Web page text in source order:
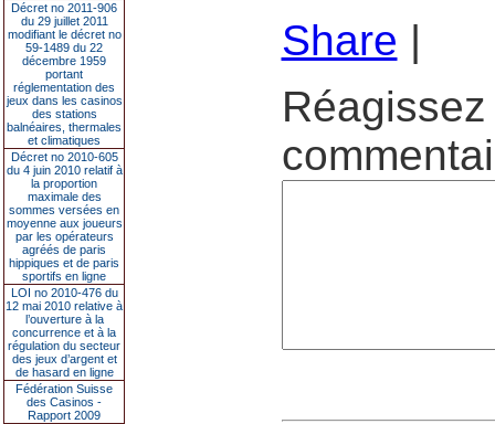
Décret no 2011-906
du 29 juillet 2011
modifiant le décret no
59-1489 du 22
décembre 1959
portant
réglementation des
jeux dans les casinos
des stations
balnéaires, thermales
et climatiques
Décret no 2010-605
du 4 juin 2010 relatif à
la proportion
maximale des
sommes versées en
moyenne aux joueurs
par les opérateurs
agréés de paris
hippiques et de paris
sportifs en ligne
LOI no 2010-476 du
12 mai 2010 relative à
l’ouverture à la
concurrence et à la
régulation du secteur
des jeux d’argent et
de hasard en ligne
Fédération Suisse
des Casinos -
Rapport 2009
Share |